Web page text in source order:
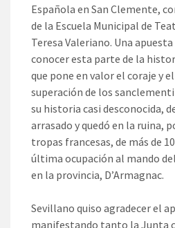
Española en San Clemente,
de la Escuela Municipal de
Teresa Valeriano. Una
conocer esta parte de la
que pone en valor el coraje y
superación de los
su historia casi desconocida,
arrasado y quedó en la ruina,
tropas francesas, de más de
última ocupación al mando
en la provincia, D’Armagnac.
Sevillano quiso agradecer el
manifestando tanto la Junta